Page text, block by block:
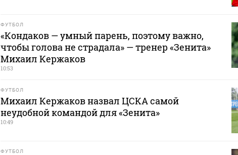
ФУТБОЛ
«Кондаков — умный парень, поэтому важно,
чтобы голова не страдала» — тренер «Зенита»
Михаил Кержаков
10:53
ФУТБОЛ
Михаил Кержаков назвал ЦСКА самой
неудобной командой для «Зенита»
10:49
ФУТБОЛ